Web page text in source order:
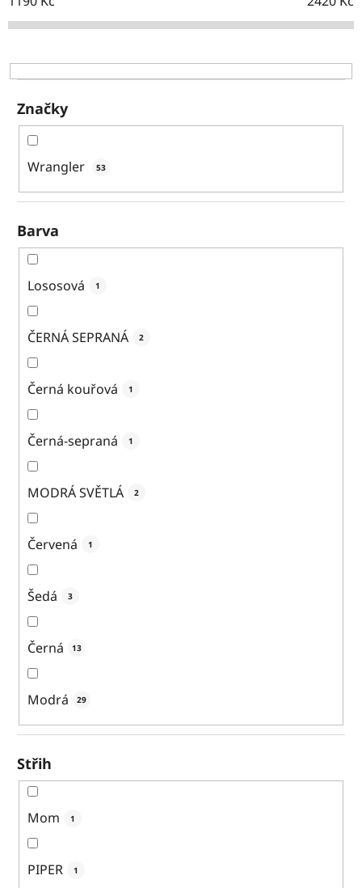
d
k
t
ůZnačky
Wrangler 53
Barva
Lososová 1
ČERNÁ SEPRANÁ 2
Černá kouřová 1
Černá-sepraná 1
MODRÁ SVĚTLÁ 2
Červená 1
Šedá 3
Černá 13
Modrá 29
Střih
Mom 1
PIPER 1